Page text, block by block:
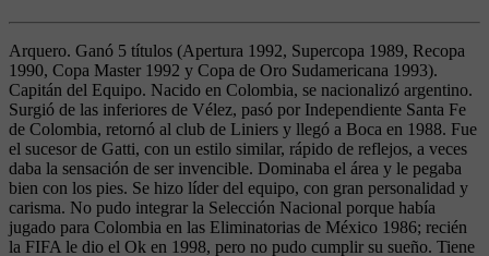
Arquero. Ganó 5 títulos (Apertura 1992, Supercopa 1989, Recopa
1990, Copa Master 1992 y Copa de Oro Sudamericana 1993).
Capitán del Equipo. Nacido en Colombia, se nacionalizó argentino.
Surgió de las inferiores de Vélez, pasó por Independiente Santa Fe
de Colombia, retornó al club de Liniers y llegó a Boca en 1988. Fue
el sucesor de Gatti, con un estilo similar, rápido de reflejos, a veces
daba la sensación de ser invencible. Dominaba el área y le pegaba
bien con los pies. Se hizo líder del equipo, con gran personalidad y
carisma. No pudo integrar la Selección Nacional porque había
jugado para Colombia en las Eliminatorias de México 1986; recién
la FIFA le dio el Ok en 1998, pero no pudo cumplir su sueño. Tiene